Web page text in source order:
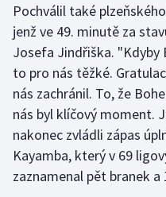
Ragby
Rychlobruslení
Rychlostní kanoistika
Short track
Sportovní střelba
Pochválil také
jenž ve 49. minutě za
Josefa Jindřiška. "Kdyby
to pro nás těžké.
nás zachránil. To, že
nás byl klíčový moment.
nakonec zvládli zápas
Kayamba, který v 69
zaznamenal pět branek a